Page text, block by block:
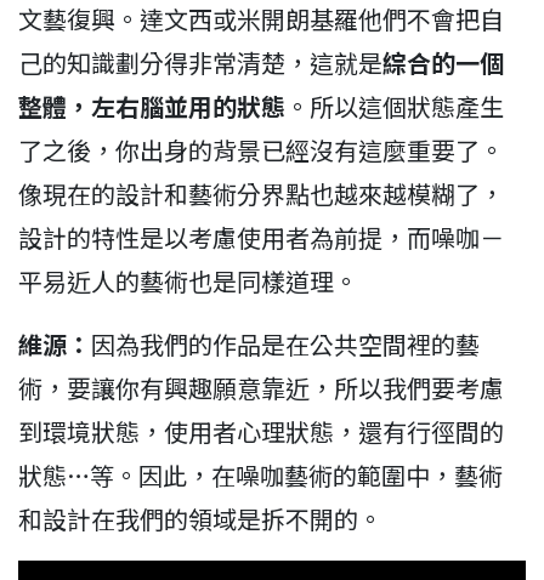
文藝復興。達文西或米開朗基羅他們不會把自
己的知識劃分得非常清楚，這就是綜合的一個
整體，左右腦並用的狀態 。所以這個狀態產生
了之後，你出身的背景已經沒有這麼重要了。
像現在的設計和藝術分界點也越來越模糊了，
設計的特性是以考慮使用者為前提，而噪咖－
平易近人的藝術也是同樣道理。
維源： 因為我們的作品是在公共空間裡的藝
術，要讓你有興趣願意靠近，所以我們要考慮
到環境狀態，使用者心理狀態，還有行徑間的
狀態…等。因此，在噪咖藝術的範圍中，藝術
和設計在我們的領域是拆不開的。